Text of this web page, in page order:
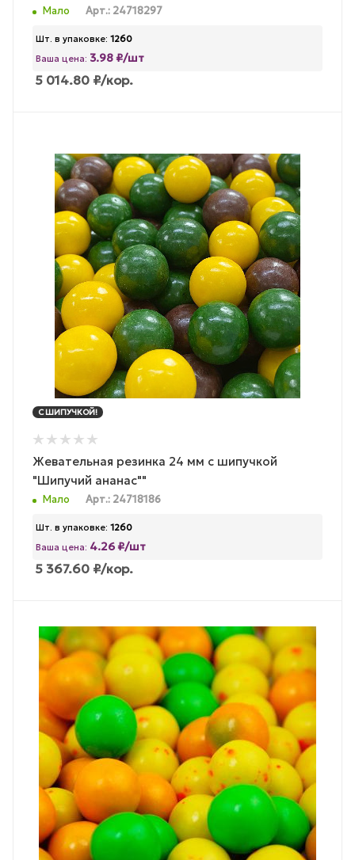
Мало Арт.: 24718297
Шт. в упаковке: 1260
Ваша цена: 3.98 ₽/шт
5 014.80 ₽/кор.
С ШИПУЧКОЙ!
Жевательная резинка 24 мм с шипучкой
"Шипучий ананас""
Мало Арт.: 24718186
Шт. в упаковке: 1260
Ваша цена: 4.26 ₽/шт
5 367.60 ₽/кор.